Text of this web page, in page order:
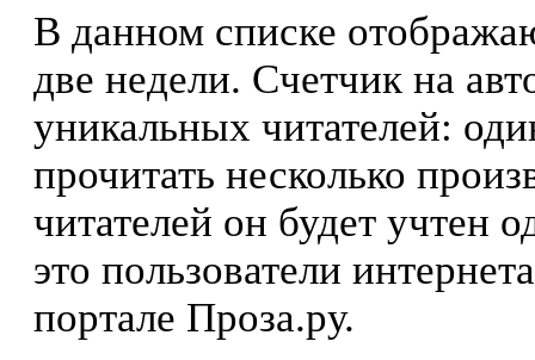
В данном списке
две недели. Счетчик на
уникальных читателей:
прочитать несколько
читателей он будет учтен
это пользователи
портале Проза.ру.